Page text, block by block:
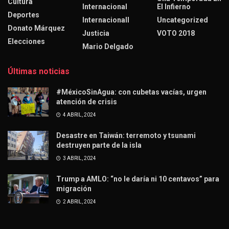
Deportes
Donato Márquez
Elecciones
Internacional
Internacionall
Justicia
Mario Delgado
El Infierno
Uncategorized
VOTO 2018
Últimas noticias
#MéxicoSinAgua: con cubetas vacías, urgen
atención de crisis
4 ABRIL, 2024
Desastre en Taiwán: terremoto y tsunami
destruyen parte de la isla
3 ABRIL, 2024
Trump a AMLO: “no le daría ni 10 centavos” para
migración
2 ABRIL, 2024